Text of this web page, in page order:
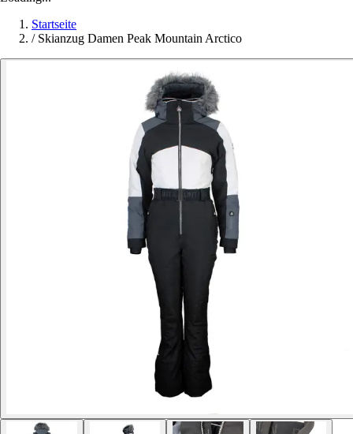
Startseite
/ Skianzug Damen Peak Mountain Arctico